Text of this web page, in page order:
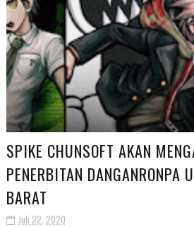
SPIKE CHUNSOFT AKAN
PENERBITAN DANGANRONPA
BARAT
Juli 22, 2020